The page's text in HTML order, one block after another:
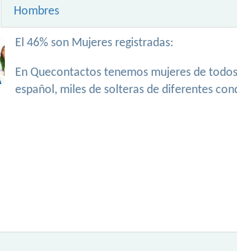
Hombres
El 46% son Mujeres registradas:
En Quecontactos tenemos mujeres de
español, miles de solteras de diferentes